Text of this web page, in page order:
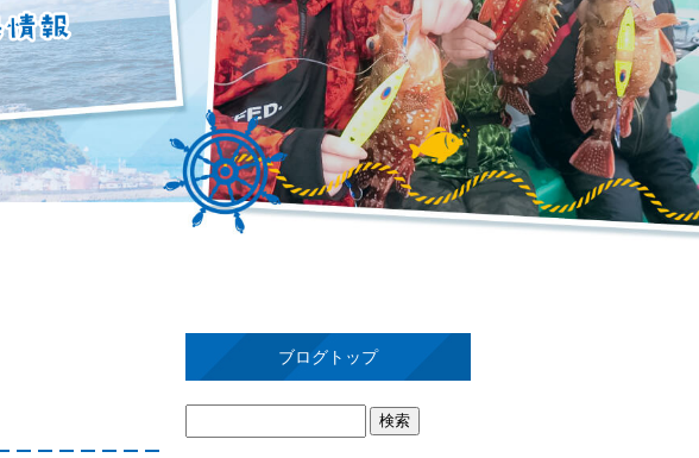
ブログトップ